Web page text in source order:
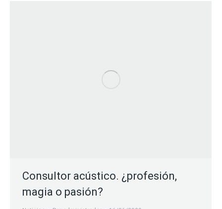
Consultor acústico. ¿profesión,
magia o pasión?